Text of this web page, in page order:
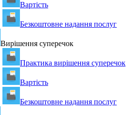
Вартість
Безкоштовне надання послуг
Вирішення суперечок
Практика вирішення суперечок
Вартість
Безкоштовне надання послуг